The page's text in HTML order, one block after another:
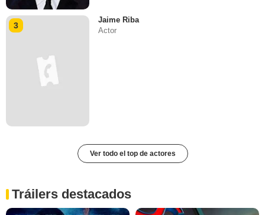
3
Jaime Riba
Actor
Ver todo el top de actores
Tráilers destacados